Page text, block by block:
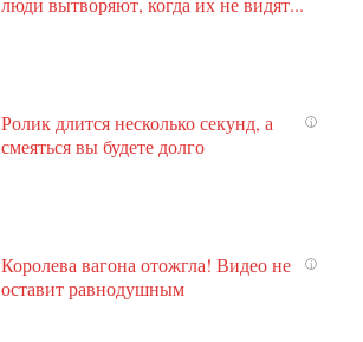
i
Ролик длится несколько секунд, а
смеяться вы будете долго
i
Королева вагона отожгла! Видео не
оставит равнодушным